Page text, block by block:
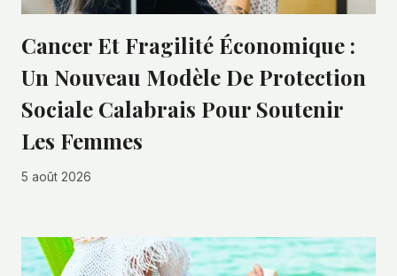
Cancer Et Fragilité Économique :
Un Nouveau Modèle De Protection
Sociale Calabrais Pour Soutenir
Les Femmes
5 août 2026